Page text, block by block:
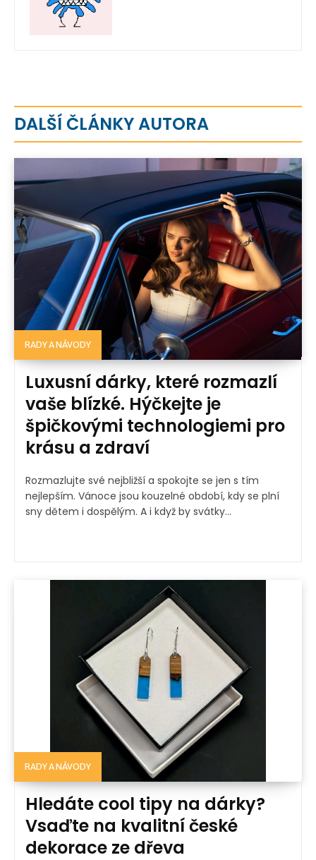
DALŠÍ ČLÁNKY AUTORA
RADY A NÁVODY
Luxusní dárky, které rozmazlí
vaše blízké. Hýčkejte je
špičkovými technologiemi pro
krásu a zdraví
Rozmazlujte své nejbližší a spokojte se jen s tím
nejlepším. Vánoce jsou kouzelné období, kdy se plní
sny dětem i dospělým. A i když by svátky...
RADY A NÁVODY
Hledáte cool tipy na dárky?
Vsaďte na kvalitní české
dekorace ze dřeva